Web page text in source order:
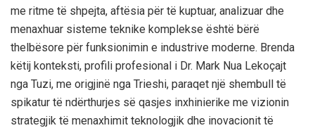
me ritme të shpejta, aftësia për të kuptuar, analizuar dhe
menaxhuar sisteme teknike komplekse është bërë
thelbësore për funksionimin e industrive moderne. Brenda
këtij konteksti, profili profesional i Dr. Mark Nua Lekoçajt
nga Tuzi, me origjinë nga Trieshi, paraqet një shembull të
spikatur të ndërthurjes së qasjes inxhinierike me vizionin
strategjik të menaxhimit teknologjik dhe inovacionit të